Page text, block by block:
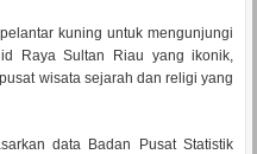
kuning untuk mengunjungi
Raya Sultan Riau yang ikonik,
wisata sejarah dan religi yang
data Badan Pusat Statistik